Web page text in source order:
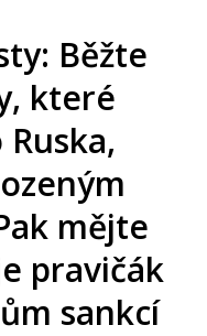
Běžte
které
mějte
pravičák
sankcí